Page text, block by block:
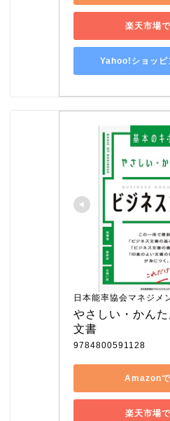
楽天市場
Yahoo!ショッピ
日本能率協会マネジメ
やさしい・かん
文書
9784800591128
Amazon
楽天市場